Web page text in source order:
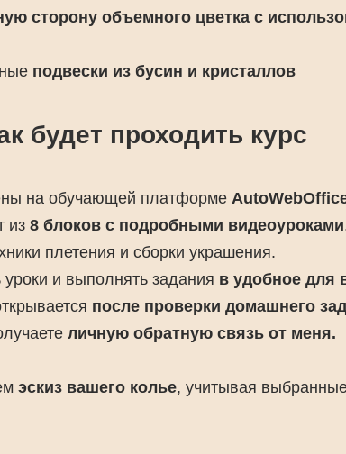
сторону объемного цветка с
подвески из бусин и кристаллов
будет проходить курс
на обучающей платформе
из 8 блоков с подробными видеоуроками
плетения и сборки украшения.
и выполнять задания в удобное для
после проверки домашнего
личную обратную связь от меня.
эскиз вашего колье, учитывая